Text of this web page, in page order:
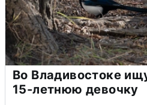
Во Владивостоке
15-летнюю девочку